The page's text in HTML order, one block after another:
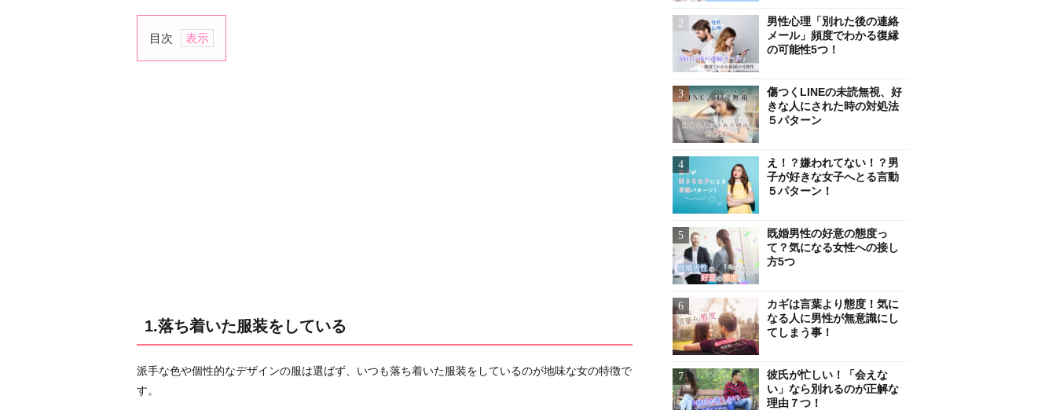
目次
1.
2.
す
ぴ
1.落ち着いた服装をしている
派手な色や個性的なデザインの服は選ばず、いつも落ち着いた服装をしているのが地味な女の特徴で
す。
男性心理「別れた後の連絡
メール」頻度でわかる復縁
の可能性5つ！
傷つくLINEの未読無視、好
きな人にされた時の対処法
５パターン
え！？嫌われてない！？男
子が好きな女子へとる言動
５パターン！
既婚男性の好意の態度っ
て？気になる女性への接し
方5つ
カギは言葉より態度！気に
なる人に男性が無意識にし
てしまう事！
彼氏が忙しい！「会えな
い」なら別れるのが正解な
理由７つ！